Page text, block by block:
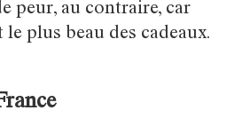
peur, au contraire, car
plus beau des cadeaux.